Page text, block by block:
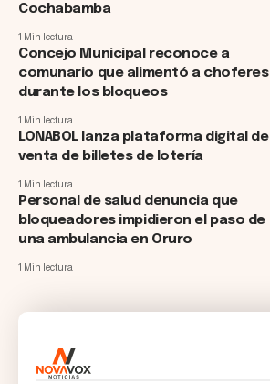
Cochabamba
1 Min lectura
Concejo Municipal reconoce a
comunario que alimentó a choferes
durante los bloqueos
1 Min lectura
LONABOL lanza plataforma digital de
venta de billetes de lotería
1 Min lectura
Personal de salud denuncia que
bloqueadores impidieron el paso de
una ambulancia en Oruro
1 Min lectura